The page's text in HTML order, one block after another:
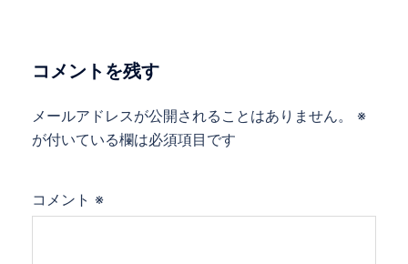
シ
ン
コメントを残す
メールアドレスが公開されることはありません。
※
が付いている欄は必須項目です
コメント ※